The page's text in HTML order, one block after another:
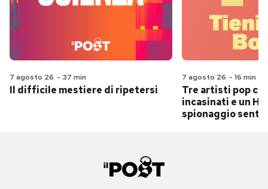
7 agosto 26 - 37 min
Il difficile mestiere di ripetersi
7 agosto 26 - 16 min
Tre artisti pop
incasinati e un
spionaggio